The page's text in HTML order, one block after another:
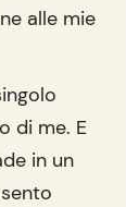
alle mie
di me. E
in un